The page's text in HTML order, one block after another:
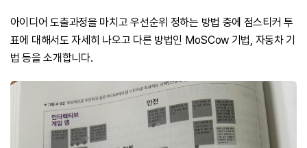
아이디어 도출과정을 마치고 우선순위 정하는 방법 중에 점스티커 투
표에 대해서도 자세히 나오고 다른 방법인 MoSCow 기법, 자동차 기
법 등을 소개합니다.